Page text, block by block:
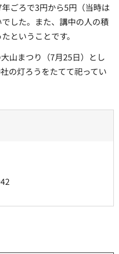
ごろで3円から5円（当時は
した。また、講中の人の積
ということです。
山まつり（7月25日）とし
の灯ろうをたてて祀ってい